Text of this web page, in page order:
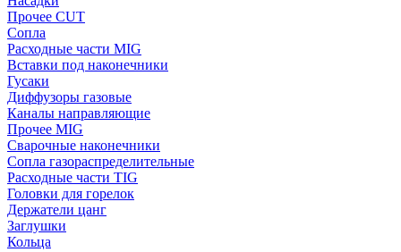
Прочее CUT
Сопла
Расходные части MIG
Вставки под наконечники
Гусаки
Диффузоры газовые
Каналы направляющие
Прочее MIG
Сварочные наконечники
Сопла газораспределительные
Расходные части TIG
Головки для горелок
Держатели цанг
Заглушки
Кольца